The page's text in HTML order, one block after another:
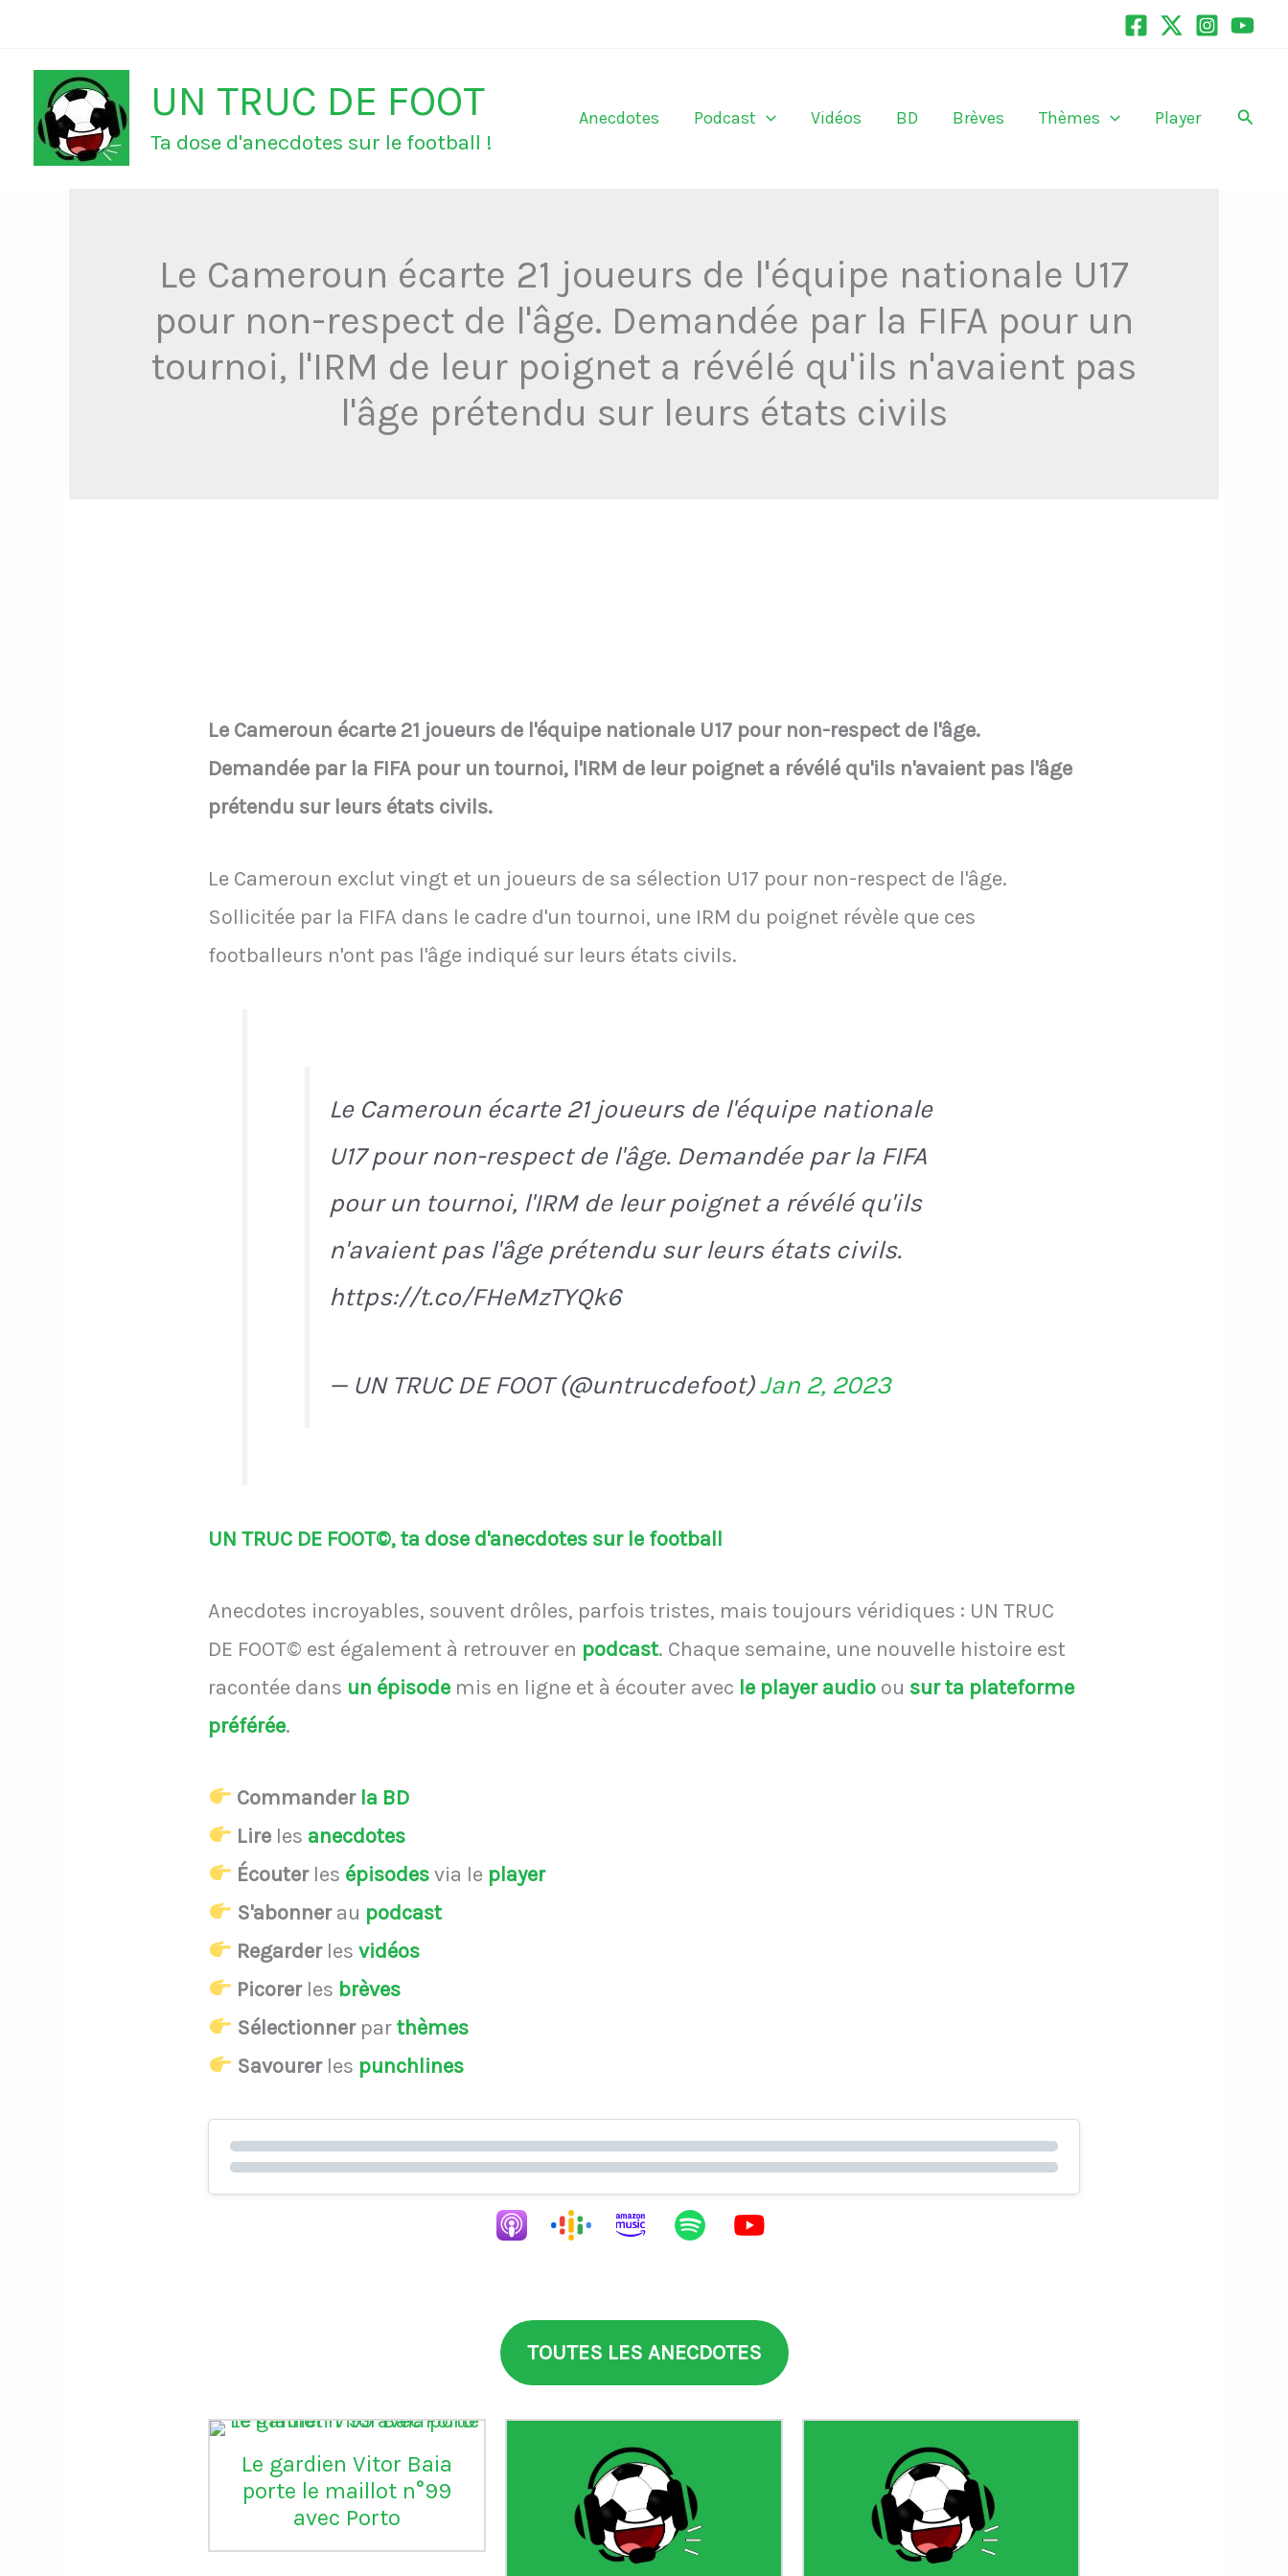
contenu
UN TRUC DE FOOT
Ta dose d'anecdotes sur le football !
Anecdotes Podcast Vidéos BD Brèves Thèmes Player
Le Cameroun écarte 21 joueurs de l'équipe nationale U17
pour non-respect de l'âge. Demandée par la FIFA pour un
tournoi, l'IRM de leur poignet a révélé qu'ils n'avaient pas
l'âge prétendu sur leurs états civils
Le Cameroun écarte 21 joueurs de l'équipe nationale U17 pour non-respect de l'âge.
Demandée par la FIFA pour un tournoi, l'IRM de leur poignet a révélé qu'ils n'avaient pas l'âge
prétendu sur leurs états civils.
Le Cameroun exclut vingt et un joueurs de sa sélection U17 pour non-respect de l'âge.
Sollicitée par la FIFA dans le cadre d'un tournoi, une IRM du poignet révèle que ces
footballeurs n'ont pas l'âge indiqué sur leurs états civils.
Le Cameroun écarte 21 joueurs de l'équipe nationale
U17 pour non-respect de l'âge. Demandée par la FIFA
pour un tournoi, l'IRM de leur poignet a révélé qu'ils
n'avaient pas l'âge prétendu sur leurs états civils.
https://t.co/FHeMzTYQk6
— UN TRUC DE FOOT (@untrucdefoot)Jan 2, 2023
UN TRUC DE FOOT©, ta dose d'anecdotes sur le football
Anecdotes incroyables, souvent drôles, parfois tristes, mais toujours véridiques : UN TRUC
DE FOOT© est également à retrouver en podcast. Chaque semaine, une nouvelle histoire est
racontée dans un épisode mis en ligne et à écouter avec le player audio ou sur ta plateforme
préférée.
Commander la BD
Lire les anecdotes
Écouterles épisodesvia le player
S'abonnerau podcast
Regarderlesvidéos
Picorerles brèves
Sélectionnerparthèmes
Savourerles punchlines
TOUTES LES ANECDOTES
Le gardien Vitor Baia
porte le maillot n°99
avec Porto